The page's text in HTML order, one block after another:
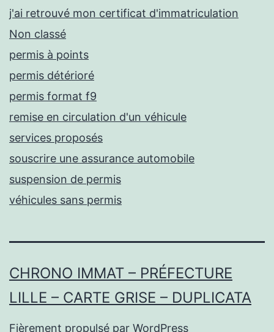
j'ai retrouvé mon certificat d'immatriculation
Non classé
permis à points
permis détérioré
permis format f9
remise en circulation d'un véhicule
services proposés
souscrire une assurance automobile
suspension de permis
véhicules sans permis
CHRONO IMMAT – PRÉFECTURE
LILLE – CARTE GRISE – DUPLICATA
Fièrement propulsé par WordPress